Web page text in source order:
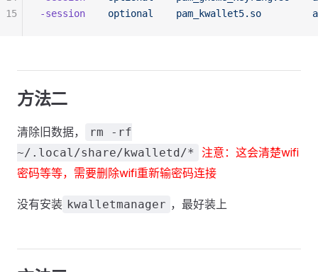
-session
    optional
    pam_kwallet5.so
15
方法二
清除旧数据，
rm -rf
~/.local/share/kwalletd/*
注意：这会清楚wifi
密码等等，需要删除wifi重新输密码连接
没有安装 kwalletmanager ，最好装上